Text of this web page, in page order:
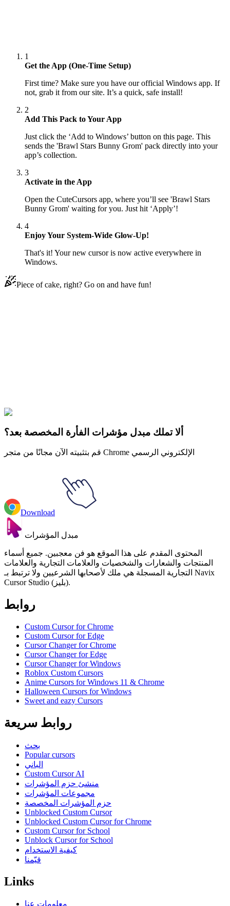
1
Get the App (One-Time Setup)
First time? Make sure you have our official Windows app. If
not, grab it from our site. It’s a quick, safe install!
2
Add This Pack to Your App
Just click the ‘Add to Windows’ button on this page. This
sends the 'Brawl Stars Bunny Grom' pack directly into your
app’s collection.
3
Activate in the App
Open the CuteCursors app, where you’ll see 'Brawl Stars
Bunny Grom' waiting for you. Just hit ‘Apply’!
4
Enjoy Your System-Wide Glow-Up!
That's it! Your new cursor is now active everywhere in
Windows.
Piece of cake, right? Go on and have fun!
ألا تملك مبدل مؤشرات الفأرة المخصصة بعد؟
قم بتثبيته الآن مجانًا من متجر Chrome الإلكتروني الرسمي
Download
مبدل المؤشرات
المحتوى المقدم على هذا الموقع هو فن معجبين. جميع أسماء
المنتجات والشعارات والشخصيات والعلامات التجارية والعلامات
التجارية المسجلة هي ملك لأصحابها الشرعيين ولا ترتبط بـ Navix
Cursor Studio (بليز).
روابط
Custom Cursor for Chrome
Custom Cursor for Edge
Cursor Changer for Chrome
Cursor Changer for Edge
Cursor Changer for Windows
Roblox Custom Cursors
Anime Cursors for Windows 11 & Chrome
Halloween Cursors for Windows
Sweet and eazy Cursors
روابط سريعة
بحث
Popular cursors
الباني
Custom Cursor AI
منشئ حزم المؤشرات
مجموعات المؤشرات
حزم المؤشرات المخصصة
Unblocked Custom Cursor
Unblocked Custom Cursor for Chrome
Custom Cursor for School
Unblock Cursor for School
كيفية الاستخدام
قيّمنا
Links
معلومات عنا